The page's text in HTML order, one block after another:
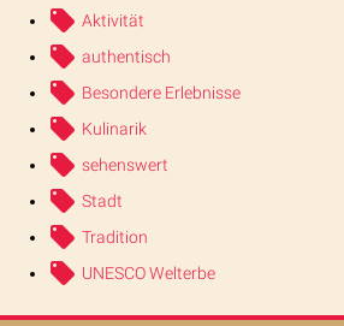
Aktivität
authentisch
Besondere Erlebnisse
Kulinarik
sehenswert
Stadt
Tradition
UNESCO Welterbe